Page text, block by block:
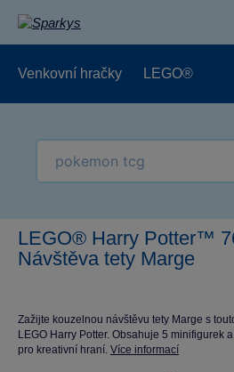
Venkovní hračky LEGO®
LEGO® Harry Potter™
Návštěva tety Marge
Zažijte kouzelnou návštěvu tety Marge s
LEGO Harry Potter. Obsahuje 5 minifigurek
pro kreativní hraní. Více informací